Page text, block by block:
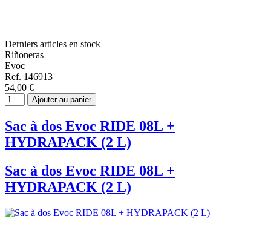
Derniers articles en stock
Riñoneras
Evoc
Ref. 146913
54,00 €
Ajouter au panier
Sac à dos Evoc RIDE 08L +
HYDRAPACK (2 L)
Sac à dos Evoc RIDE 08L +
HYDRAPACK (2 L)